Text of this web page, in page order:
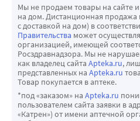
Мы не продаем товары на сайте
на дом. Дистанционная продажа
с доставкой на дом) в
Правительства может
организацией, имеющей
Росздравнадзора. Мы не
как владелец сайта Apteka.ru,
представленных на Apteka.ru
Товар покупается в аптеке.
*под «заказом» на Apteka.ru
пользователем сайта заявки в
«Катрен») от имени аптечной